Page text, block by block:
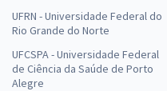
UFRN - Universidade Federal do
Rio Grande do Norte
UFCSPA - Universidade Federal
de Ciência da Saúde de Porto
Alegre